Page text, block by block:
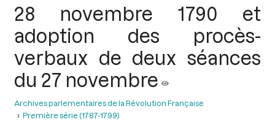
28 novembre 1790 et
adoption des procès-
verbaux de deux séances
du 27 novembre
Archives parlementaires de la Révolution Française
Première série (1787-1799)